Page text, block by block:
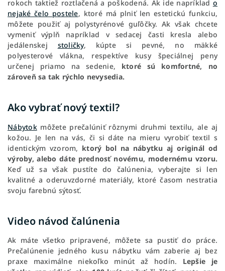
rokoch taktiež roztlačená a poškodená. Ak ide napríklad o
nejaké čelo postele, ktoré má plniť len estetickú funkciu,
môžete použiť aj polystyrénové guľôčky. Ak však chcete
vymeniť výplň napríklad v sedacej časti kresla alebo
jedálenskej stoličky, kúpte si pevné, no mäkké
polyesterové vlákna, respektíve kusy špeciálnej peny
určenej priamo na sedenie, ktoré sú komfortné, no
zároveň sa tak rýchlo nevysedia.
Ako vybrať nový textil?
Nábytokmôžete prečalúniť rôznymi druhmi textilu, ale aj
kožou. Je len na vás, či si dáte na mieru vyrobiť textil s
identickým vzorom, ktorý bol na nábytku aj originál od
výroby, alebo dáte prednosť novému, modernému vzoru.
Keď už sa však pustíte do čalúnenia, vyberajte si len
kvalitné a oderuvzdorné materiály, ktoré časom nestratia
svoju farebnú sýtosť.
Video návod čalúnenia
Ak máte všetko pripravené, môžete sa pustiť do práce.
Prečalúnenie jedného kusu nábytku vám zaberie aj bez
praxe maximálne niekoľko minút až hodín. Lepšie je